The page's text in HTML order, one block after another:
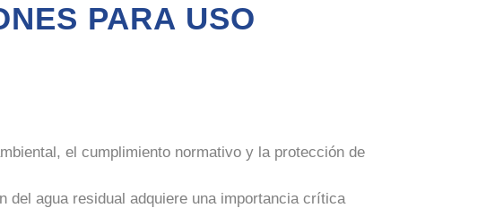
PARA USO
el cumplimiento normativo y la protección de
del agua residual adquiere una importancia crítica